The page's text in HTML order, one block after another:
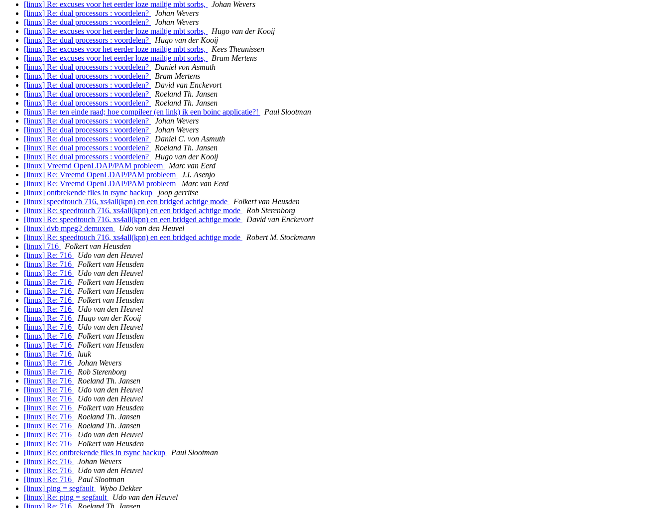
[linux] Re: excuses voor het eerder loze mailtje mbt sorbs,
Johan Wevers
[linux] Re: dual processors : voordelen?
Johan Wevers
[linux] Re: dual processors : voordelen?
Johan Wevers
[linux] Re: excuses voor het eerder loze mailtje mbt sorbs,
Hugo van der Kooij
[linux] Re: dual processors : voordelen?
Hugo van der Kooij
[linux] Re: excuses voor het eerder loze mailtje mbt sorbs,
Kees Theunissen
[linux] Re: excuses voor het eerder loze mailtje mbt sorbs,
Bram Mertens
[linux] Re: dual processors : voordelen?
Daniel von Asmuth
[linux] Re: dual processors : voordelen?
Bram Mertens
[linux] Re: dual processors : voordelen?
David van Enckevort
[linux] Re: dual processors : voordelen?
Roeland Th. Jansen
[linux] Re: dual processors : voordelen?
Roeland Th. Jansen
[linux] Re: ten einde raad; hoe compileer (en link) ik een boinc applicatie?!
Paul Slootman
[linux] Re: dual processors : voordelen?
Johan Wevers
[linux] Re: dual processors : voordelen?
Johan Wevers
[linux] Re: dual processors : voordelen?
Daniel C. von Asmuth
[linux] Re: dual processors : voordelen?
Roeland Th. Jansen
[linux] Re: dual processors : voordelen?
Hugo van der Kooij
[linux] Vreemd OpenLDAP/PAM probleem
Marc van Eerd
[linux] Re: Vreemd OpenLDAP/PAM probleem
J.I. Asenjo
[linux] Re: Vreemd OpenLDAP/PAM probleem
Marc van Eerd
[linux] ontbrekende files in rsync backup
joop gerritse
[linux] speedtouch 716, xs4all(kpn) en een bridged achtige mode
Folkert van Heusden
[linux] Re: speedtouch 716, xs4all(kpn) en een bridged achtige mode
Rob Sterenborg
[linux] Re: speedtouch 716, xs4all(kpn) en een bridged achtige mode
David van Enckevort
[linux] dvb mpeg2 demuxen
Udo van den Heuvel
[linux] Re: speedtouch 716, xs4all(kpn) en een bridged achtige mode
Robert M. Stockmann
[linux] 716
Folkert van Heusden
[linux] Re: 716
Udo van den Heuvel
[linux] Re: 716
Folkert van Heusden
[linux] Re: 716
Udo van den Heuvel
[linux] Re: 716
Folkert van Heusden
[linux] Re: 716
Folkert van Heusden
[linux] Re: 716
Folkert van Heusden
[linux] Re: 716
Udo van den Heuvel
[linux] Re: 716
Hugo van der Kooij
[linux] Re: 716
Udo van den Heuvel
[linux] Re: 716
Folkert van Heusden
[linux] Re: 716
Folkert van Heusden
[linux] Re: 716
luuk
[linux] Re: 716
Johan Wevers
[linux] Re: 716
Rob Sterenborg
[linux] Re: 716
Roeland Th. Jansen
[linux] Re: 716
Udo van den Heuvel
[linux] Re: 716
Udo van den Heuvel
[linux] Re: 716
Folkert van Heusden
[linux] Re: 716
Roeland Th. Jansen
[linux] Re: 716
Roeland Th. Jansen
[linux] Re: 716
Udo van den Heuvel
[linux] Re: 716
Folkert van Heusden
[linux] Re: ontbrekende files in rsync backup
Paul Slootman
[linux] Re: 716
Johan Wevers
[linux] Re: 716
Udo van den Heuvel
[linux] Re: 716
Paul Slootman
[linux] ping = segfault
Wybo Dekker
[linux] Re: ping = segfault
Udo van den Heuvel